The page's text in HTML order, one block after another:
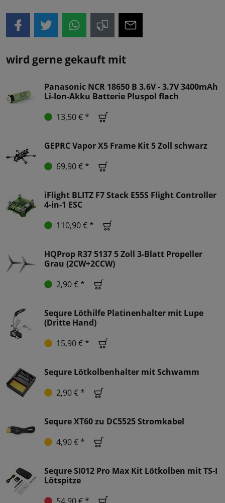
wird gerne gekauft mit
Panasonic NCR 18650 B 3.6V - 3.7V 3400mAh
Li-Ion-Akku Batterie Pluspol flach
13,50 € *
GEPRC Vapor X5 Frame Kit 5 Zoll schwarz
69,90 € *
iFlight BLITZ F7 Stack E55S Flight Controller
4-in-1 ESC
110,90 € *
HQProp R37 5137 5 Zoll 3-Blatt Propeller
Grau (2CW+2CCW)
2,90 € *
Sequre Löthilfe Platinenhalter mit Lupe
(Dritte Hand)
15,90 € *
Sequre Lötkolbenhalter mit Schwamm
2,90 € *
Sequre XT60 zu DC5525 Stromkabel
4,90 € *
Sequre SI012 Pro Max Kit Lötkolben mit TS-I
Lötspitze